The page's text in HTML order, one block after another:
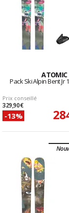
ATOMIC
Pack Ski Alpin Bent Jr
Prix conseillé
329,90 €
-13%